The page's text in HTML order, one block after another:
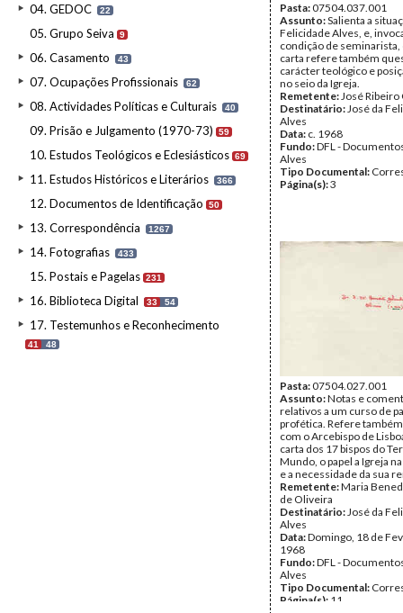
04. GEDOC 22
05. Grupo Seiva 9
06. Casamento 43
07. Ocupações Profissionais 62
08. Actividades Políticas e Culturais 40
09. Prisão e Julgamento (1970-73) 59
10. Estudos Teológicos e Eclesiásticos 69
11. Estudos Históricos e Literários 366
12. Documentos de Identificação 50
13. Correspondência 1267
14. Fotografias 433
15. Postais e Pagelas 231
16. Biblioteca Digital 33 54
17. Testemunhos e Reconhecimento
41 48
Pasta:07504.037.001
Assunto:Salienta a
Felicidade Alves, e,
condição de seminarista,
carta refere também
carácter teológico e
no seio da Igreja.
Remetente:José Ribeiro
Destinatário:José da
Alves
Data: c. 1968
Fundo:DFL -
Alves
Tipo Documental:
Página(s):3
Pasta:07504.027.001
Assunto:Notas e
relativos a um curso de
profética. Refere
com o Arcebispo de
carta dos 17 bispos do
Mundo, o papel a Igreja
e a necessidade da sua
Remetente:Maria
de Oliveira
Destinatário:José da
Alves
Data:Domingo, 18 de
1968
Fundo:DFL -
Alves
Tipo Documental:
Página(s): 11